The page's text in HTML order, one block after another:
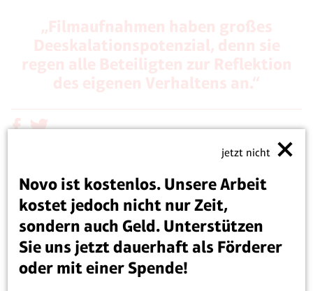
Schon sind wir um die Ecke und in der von der Straße
schwer einsehbaren Unterführung verschwunden,
fernab der belebten Straße. In der Unterführung
drehen mich zwei blutjunge Uniformierte, einer
dunkelhaarig, einer blond, mit dem Gesicht zur Wand
jetzt nicht
Novo ist kostenlos. Unsere Arbeit
kostet jedoch nicht nur Zeit,
sondern auch Geld. Unterstützen
Sie uns jetzt dauerhaft als Förderer
oder mit einer Spende!